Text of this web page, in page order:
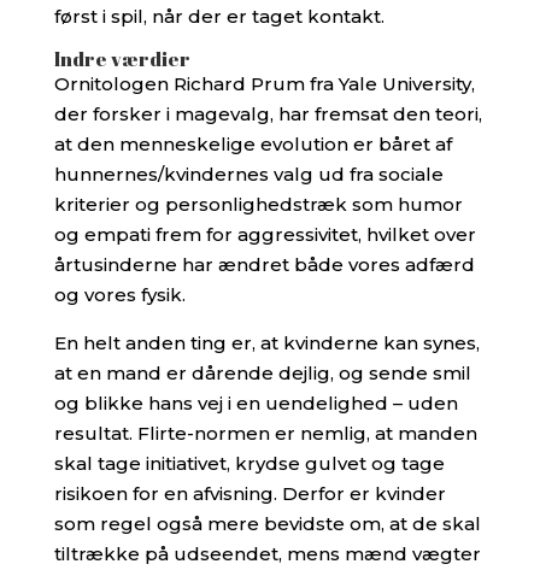
først i spil, når der er taget kontakt.
Indre værdier
Ornitologen Richard Prum fra Yale University,
der forsker i magevalg, har fremsat den teori,
at den menneskelige evolution er båret af
hunnernes/kvindernes valg ud fra sociale
kriterier og personlighedstræk som humor
og empati frem for aggressivitet, hvilket over
årtusinderne har ændret både vores adfærd
og vores fysik.
En helt anden ting er, at kvinderne kan synes,
at en mand er dårende dejlig, og sende smil
og blikke hans vej i en uendelighed – uden
resultat. Flirte-normen er nemlig, at manden
skal tage initiativet, krydse gulvet og tage
risikoen for en afvisning. Derfor er kvinder
som regel også mere bevidste om, at de skal
tiltrække på udseendet, mens mænd vægter